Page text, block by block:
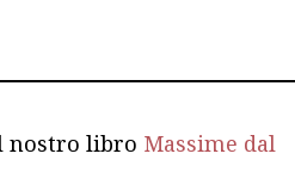
nostro libro Massime dal